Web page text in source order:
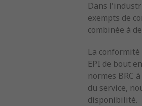
Dans
exempts de
combinée à
La
EPI de bout
normes BRC
du service,
disponibilité.